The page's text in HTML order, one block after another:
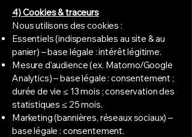
4) Cookies & traceurs
Nous utilisons des cookies :
Essentiels (indispensables au site & au
panier) – base légale : intérêt légitime.
Mesure d’audience (ex. Matomo/Google
Analytics) – base légale : consentement ;
durée de vie ≤ 13 mois ; conservation des
statistiques ≤ 25 mois.
Marketing (bannières, réseaux sociaux) –
base légale : consentement.